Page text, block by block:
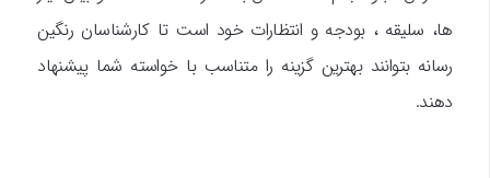
ها، سلیقه ، بودجه و انتظارات خود است تا کارشناسان رنگین
رسانه بتوانند بهترین گزینه را متناسب با خواسته شما پیشنهاد
دهند.